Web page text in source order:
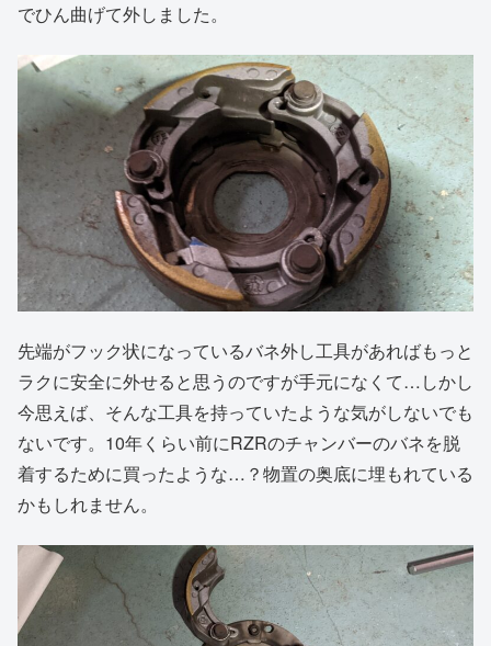
でひん曲げて外しました。
先端がフック状になっているバネ外し工具があればもっと
ラクに安全に外せると思うのですが手元になくて…しかし
今思えば、そんな工具を持っていたような気がしないでも
ないです。10年くらい前にRZRのチャンバーのバネを脱
着するために買ったような…？物置の奥底に埋もれている
かもしれません。